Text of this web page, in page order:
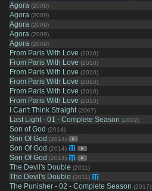
Agora (2009)
Agora (2009)
Agora (2009)
Agora (2009)
Agora (2009)
From Paris With Love (2010)
From Paris With Love (2010)
From Paris With Love (2010)
From Paris With Love (2010)
From Paris With Love (2010)
From Paris With Love (2010)
I Can't Think Straight (2007)
Last Light - 01 - Complete Season (2022)
Son of God (2014)
Son Of God (2014)
Son Of God (2014)
Son Of God (2014)
The Devil's Double (2011)
The Devil's Double (2011)
The Punisher - 02 - Complete Season (2017)